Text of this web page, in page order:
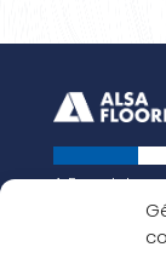
A French